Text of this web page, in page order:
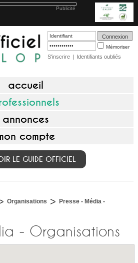
Publicité
Mémoriser
S'inscrire | Identifiants oubliés
accueil
annonces
compte
LE GUIDE OFFICIEL
Organisations >
Presse - Média -
- Organisations